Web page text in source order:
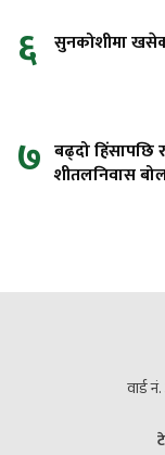
६ सुनकोशीमा
७ बढ्दो हिंसापछि
शीतलनिवास
वार्ड